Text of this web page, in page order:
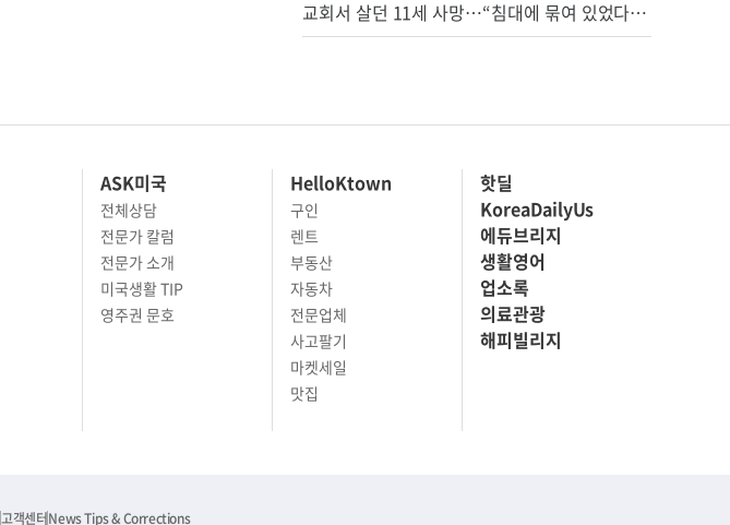
교회서 살던 11세 사망…“침대에 묶여 있었다” 충격 진술
ASK미국
전체상담
전문가 칼럼
전문가 소개
미국생활 TIP
영주권 문호
HelloKtown
구인
렌트
부동산
자동차
전문업체
사고팔기
마켓세일
맛집
핫딜
KoreaDailyUs
에듀브리지
생활영어
업소록
의료관광
해피빌리지
고객센터News Tips & Corrections